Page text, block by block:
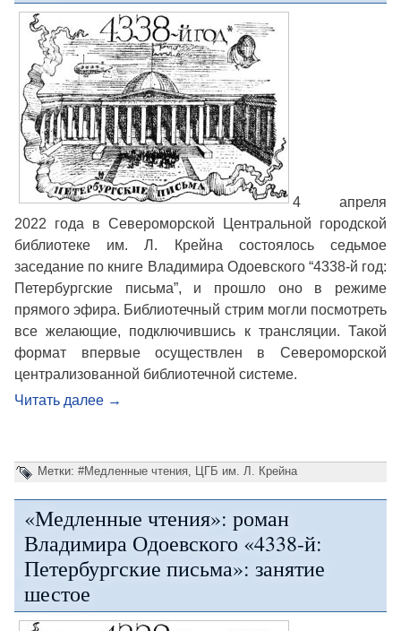
4 апреля
2022 года в Североморской Центральной городской
библиотеке им. Л. Крейна состоялось седьмое
заседание по книге Владимира Одоевского “4338-й год:
Петербургские письма”, и прошло оно в режиме
прямого эфира. Библиотечный стрим могли посмотреть
все желающие, подключившись к трансляции. Такой
формат впервые осуществлен в Североморской
централизованной библиотечной системе.
Читать далее →
Метки: #Медленные чтения, ЦГБ им. Л. Крейна
«Медленные чтения»: роман
Владимира Одоевского «4338-й:
Петербургские письма»: занятие
шестое